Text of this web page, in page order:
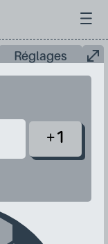
Réglages
+1